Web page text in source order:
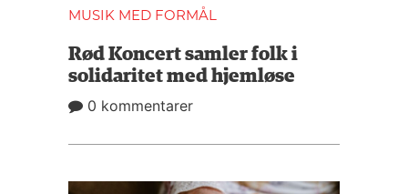
MUSIK MED FORMÅL
Rød Koncert samler folk i
solidaritet med hjemløse
0 kommentarer